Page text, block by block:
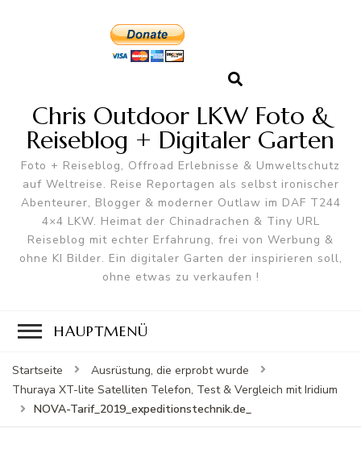
Chris Outdoor LKW Foto &
Reiseblog + Digitaler Garten
Foto + Reiseblog, Offroad Erlebnisse & Umweltschutz
auf Weltreise. Reise Reportagen als selbst ironischer
Abenteurer, Blogger & moderner Outlaw im DAF T244
4×4 LKW. Heimat der Chinadrachen & Tiny URL
Reiseblog mit echter Erfahrung, frei von Werbung &
ohne KI Bilder. Ein digitaler Garten der inspirieren soll,
ohne etwas zu verkaufen !
HAUPTMENÜ
Startseite
Ausrüstung, die erprobt wurde
Thuraya XT-lite Satelliten Telefon, Test & Vergleich mit Iridium
NOVA-Tarif_2019_expeditionstechnik.de_